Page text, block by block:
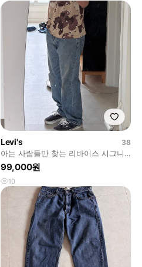
Levi's
38
아는 사람들만 찾는 리바이스 시그니
처 라인 38x32 빈티지 페이딩
99,000원
10